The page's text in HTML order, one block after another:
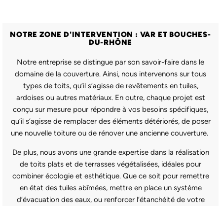
NOTRE ZONE D'INTERVENTION : VAR ET BOUCHES-
DU-RHÔNE
Notre entreprise se distingue par son savoir-faire dans le
domaine de la couverture. Ainsi, nous intervenons sur tous
types de toits, qu’il s’agisse de revêtements en tuiles,
ardoises ou autres matériaux. En outre, chaque projet est
conçu sur mesure pour répondre à vos besoins spécifiques,
qu’il s’agisse de remplacer des éléments détériorés, de poser
une nouvelle toiture ou de rénover une ancienne couverture.
De plus, nous avons une grande expertise dans la réalisation
de toits plats et de terrasses végétalisées, idéales pour
combiner écologie et esthétique. Que ce soit pour remettre
en état des tuiles abîmées, mettre en place un système
d’évacuation des eaux, ou renforcer l’étanchéité de votre